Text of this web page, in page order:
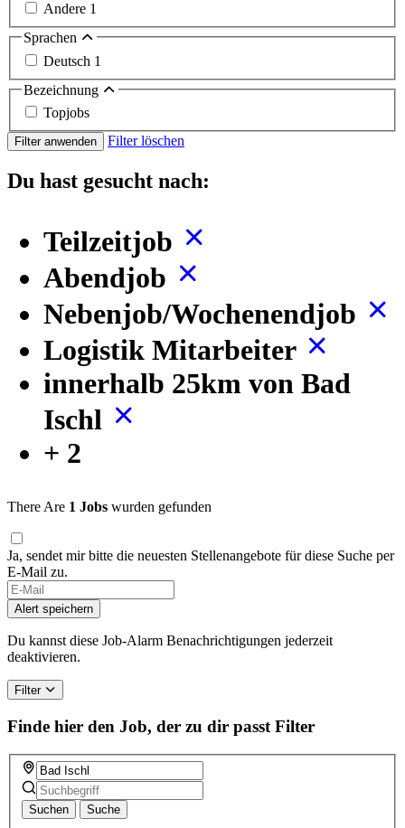
Andere 1
Sprachen
Deutsch 1
Bezeichnung
Topjobs
Filter anwenden Filter löschen
Du hast gesucht nach:
Teilzeitjob
Abendjob
Nebenjob/Wochenendjob
Logistik Mitarbeiter
innerhalb 25km von Bad
Ischl
+ 2
There Are 1 Jobs wurden gefunden
Ja, sendet mir bitte die neuesten Stellenangebote für diese Suche per
E-Mail zu.
If
you
are
a
human,
this
field
Alert speichern
Du kannst diese Job-Alarm Benachrichtigungen jederzeit
deaktivieren.
Filter
Finde hier den Job, der zu dir passt Filter
Suchen Suche